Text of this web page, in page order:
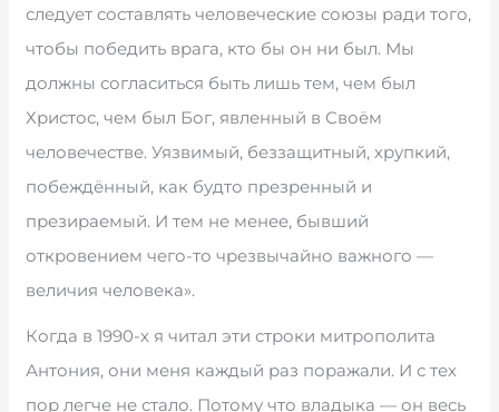
следует составлять человеческие союзы ради того,
чтобы победить врага, кто бы он ни был. Мы
должны согласиться быть лишь тем, чем был
Христос, чем был Бог, явленный в Своём
человечестве. Уязвимый, беззащитный, хрупкий,
побеждённый, как будто презренный и
презираемый. И тем не менее, бывший
откровением чего-то чрезвычайно важного —
величия человека».
Когда в 1990-х я читал эти строки митрополита
Антония, они меня каждый раз поражали. И с тех
пор легче не стало. Потому что владыка — он весь